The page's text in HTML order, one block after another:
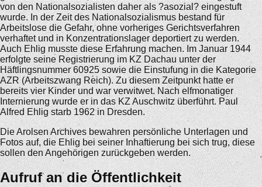
von den Nationalsozialisten daher als ?asozial? eingestuft
wurde. In der Zeit des Nationalsozialismus bestand für
Arbeitslose die Gefahr, ohne vorheriges Gerichtsverfahren
verhaftet und in Konzentrationslager deportiert zu werden.
Auch Ehlig musste diese Erfahrung machen. Im Januar 1944
erfolgte seine Registrierung im KZ Dachau unter der
Häftlingsnummer 60925 sowie die Einstufung in die Kategorie
AZR (Arbeitszwang Reich). Zu diesem Zeitpunkt hatte er
bereits vier Kinder und war verwitwet. Nach elfmonatiger
Internierung wurde er in das KZ Auschwitz überführt. Paul
Alfred Ehlig starb 1962 in Dresden.
Die Arolsen Archives bewahren persönliche Unterlagen und
Fotos auf, die Ehlig bei seiner Inhaftierung bei sich trug, diese
sollen den Angehörigen zurückgeben werden.
Aufruf an die Öffentlichkeit